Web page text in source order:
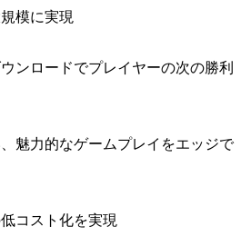
模に実現
ンロードでプレイヤーの次の勝利
魅力的なゲームプレイをエッジで
コスト化を実現